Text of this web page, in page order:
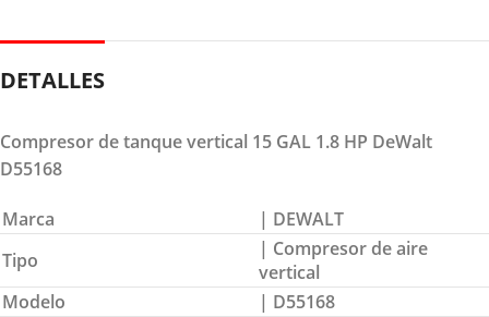
DETALLES
Compresor de tanque vertical 15 GAL 1.8 HP DeWalt
D55168
Marca
| DEWALT
Tipo
| Compresor de aire
vertical
Modelo
| D55168